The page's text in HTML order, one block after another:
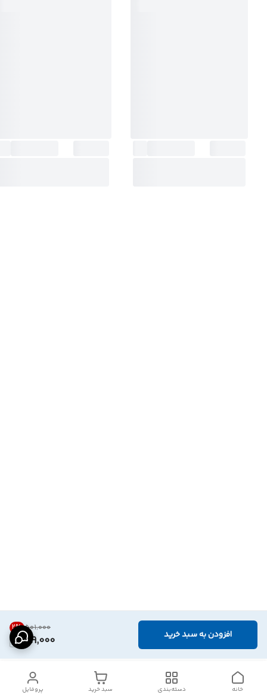
۵۰۱٬۰۰۰ 2%
489,000 افزودن به سبد خرید
پروفایل سبد خرید دسته‌بندی خانه